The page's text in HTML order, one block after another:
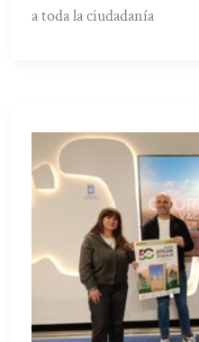
a toda la ciudadanía